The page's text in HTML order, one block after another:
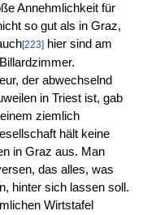
Annehmlichkeit für
so gut als in Graz,
[223]hier sind am
der abwechselnd
in Triest ist, gab
ziemlich
hält keine
in Graz aus. Man
das alles, was
hinter sich lassen soll.
Wirtstafel